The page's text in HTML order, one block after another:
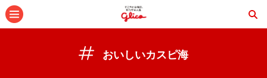
おいしいカスピ海